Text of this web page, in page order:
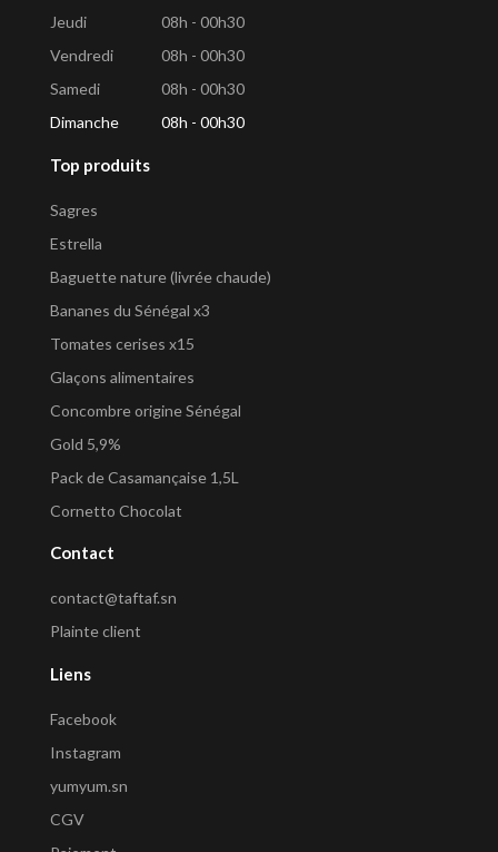
Jeudi
08h - 00h30
Vendredi
08h - 00h30
Samedi
08h - 00h30
Dimanche
08h - 00h30
Top produits
Sagres
Estrella
Baguette nature (livrée chaude)
Bananes du Sénégal x3
Tomates cerises x15
Glaçons alimentaires
Concombre origine Sénégal
Gold 5,9%
Pack de Casamançaise 1,5L
Cornetto Chocolat
Contact
contact@taftaf.sn
Plainte client
Liens
Facebook
Instagram
yumyum.sn
CGV